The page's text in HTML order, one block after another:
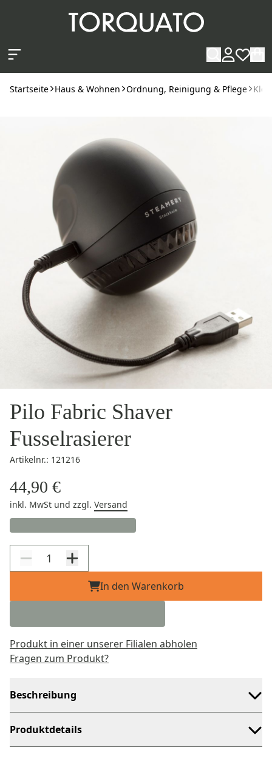
Startseite Haus & Wohnen Ordnung, Reinigung & Pflege
Pilo Fabric Shaver
Fusselrasierer
Artikelnr.: 121216
44,90 €
inkl. MwSt und zzgl. Versand
In den Warenkorb
Produkt in einer unserer Filialen abholen
Fragen zum Produkt?
Beschreibung
Produktdetails